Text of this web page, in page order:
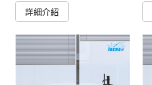
詳細介紹